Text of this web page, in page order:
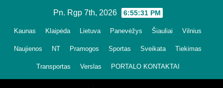
Pn. Rgp 7th, 2026 6:55:32 PM
Kaunas Klaipėda Lietuva Panevėžys Šiauliai Vilnius
Naujienos NT Pramogos Sportas Sveikata Tiekimas
Transportas Verslas PORTALO KONTAKTAI